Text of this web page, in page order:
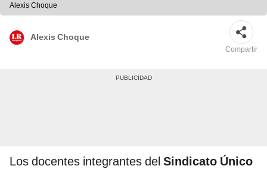
Alexis Choque
Alexis Choque
Compartir
Los docentes integrantes del Sindicato Único